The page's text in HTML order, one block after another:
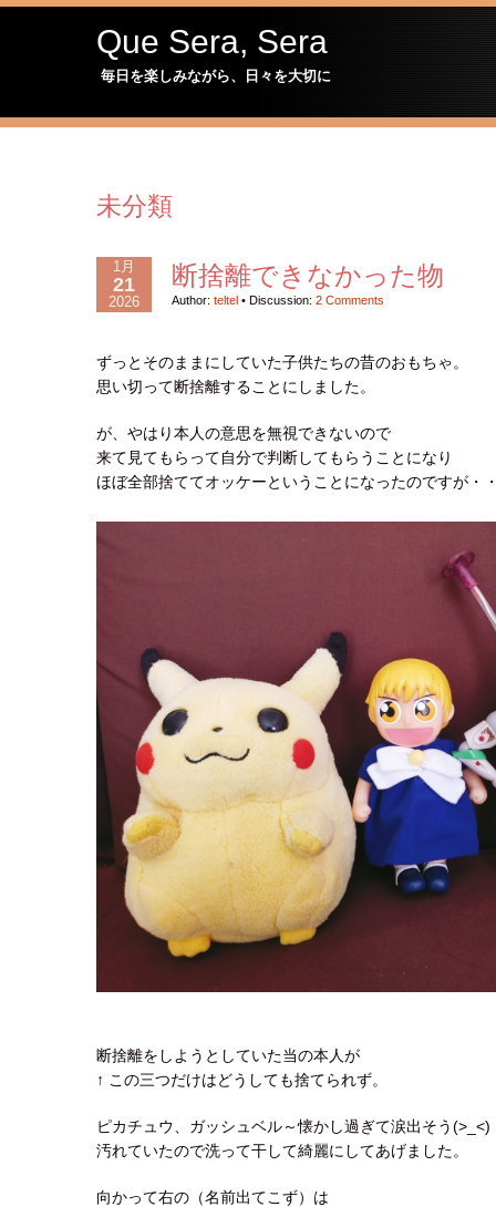
Que Sera, Sera
毎日を楽しみながら、日々を大切に
未分類
1月
21
2026
断捨離できなかった物
Author: teltel • Discussion: 2 Comments
ずっとそのままにしていた子供たちの昔のおもちゃ。
思い切って断捨離することにしました。
が、やはり本人の意思を無視できないので
来て見てもらって自分で判断してもらうことになり
ほぼ全部捨ててオッケーということになったのですが・
断捨離をしようとしていた当の本人が
↑ この三つだけはどうしても捨てられず。
ピカチュウ、ガッシュベル～懐かし過ぎて涙出そう(>_<)
汚れていたので洗って干して綺麗にしてあげました。
向かって右の（名前出てこず）は